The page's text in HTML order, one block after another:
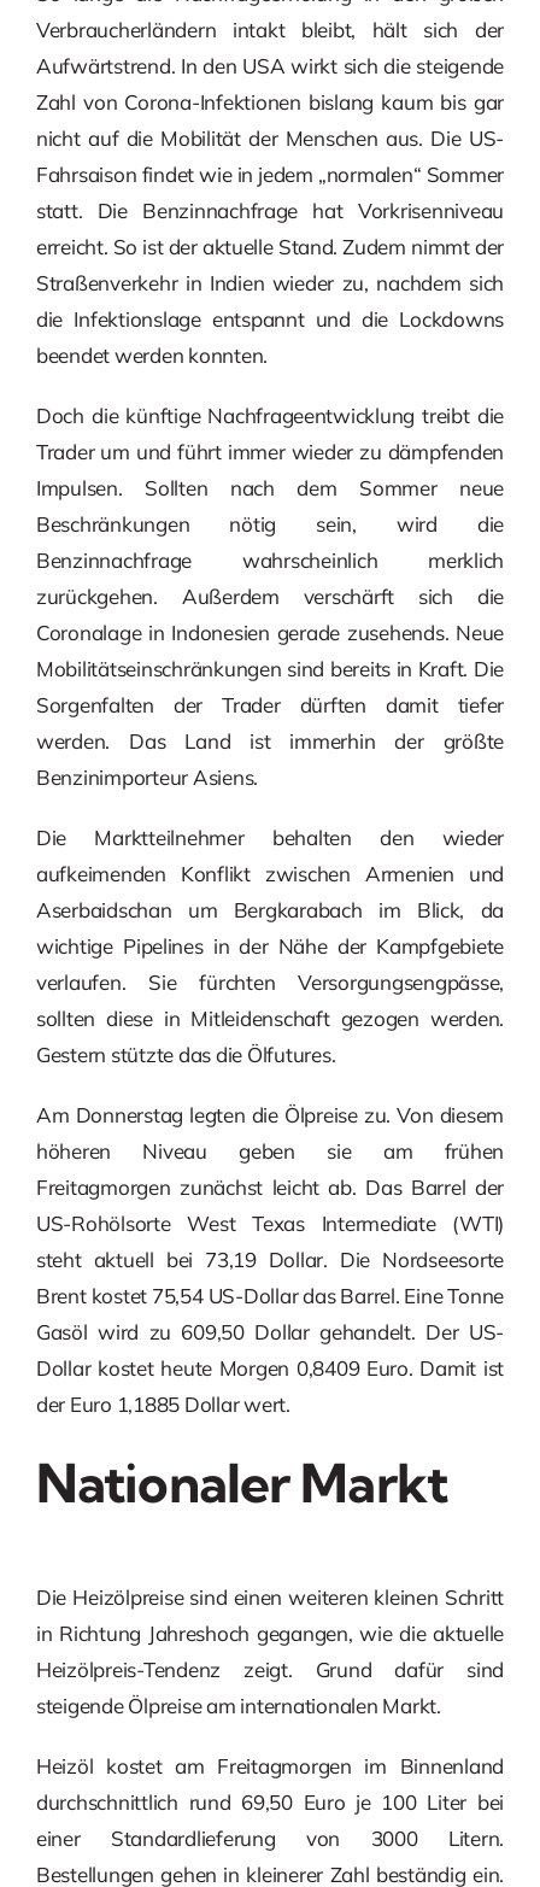
Verbraucherländern intakt bleibt, hält sich der
Aufwärtstrend. In den USA wirkt sich die steigende
Zahl von Corona-Infektionen bislang kaum bis gar
nicht auf die Mobilität der Menschen aus. Die US-
Fahrsaison findet wie in jedem „normalen“ Sommer
statt. Die Benzinnachfrage hat Vorkrisenniveau
erreicht. So ist der aktuelle Stand. Zudem nimmt der
Straßenverkehr in Indien wieder zu, nachdem sich
die Infektionslage entspannt und die Lockdowns
beendet werden konnten.
Doch die künftige Nachfrageentwicklung treibt die
Trader um und führt immer wieder zu dämpfenden
Impulsen. Sollten nach dem Sommer neue
Beschränkungen nötig sein, wird die
Benzinnachfrage wahrscheinlich merklich
zurückgehen. Außerdem verschärft sich die
Coronalage in Indonesien gerade zusehends. Neue
Mobilitätseinschränkungen sind bereits in Kraft. Die
Sorgenfalten der Trader dürften damit tiefer
werden. Das Land ist immerhin der größte
Benzinimporteur Asiens.
Die Marktteilnehmer behalten den wieder
aufkeimenden Konflikt zwischen Armenien und
Aserbaidschan um Bergkarabach im Blick, da
wichtige Pipelines in der Nähe der Kampfgebiete
verlaufen. Sie fürchten Versorgungsengpässe,
sollten diese in Mitleidenschaft gezogen werden.
Gestern stützte das die Ölfutures.
Am Donnerstag legten die Ölpreise zu. Von diesem
höheren Niveau geben sie am frühen
Freitagmorgen zunächst leicht ab. Das Barrel der
US-Rohölsorte West Texas Intermediate (WTI)
steht aktuell bei 73,19 Dollar. Die Nordseesorte
Brent kostet 75,54 US-Dollar das Barrel. Eine Tonne
Gasöl wird zu 609,50 Dollar gehandelt. Der US-
Dollar kostet heute Morgen 0,8409 Euro. Damit ist
der Euro 1,1885 Dollar wert.
Nationaler Markt
Die Heizölpreise sind einen weiteren kleinen Schritt
in Richtung Jahreshoch gegangen, wie die aktuelle
Heizölpreis-Tendenz zeigt. Grund dafür sind
steigende Ölpreise am internationalen Markt.
Heizöl kostet am Freitagmorgen im Binnenland
durchschnittlich rund 69,50 Euro je 100 Liter bei
einer Standardlieferung von 3000 Litern.
Bestellungen gehen in kleinerer Zahl beständig ein.